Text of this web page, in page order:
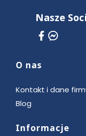
Nasze
Linki w stopce
O nas
Kontakt i dane
Blog
Informacje